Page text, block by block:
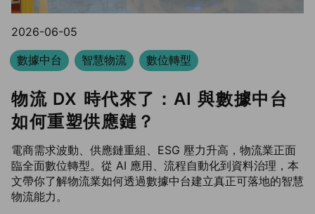
2026-06-05
數據中台
智慧物流 數位轉型
物流 DX 時代來了：AI 與數據中台
如何重塑供應鏈？
電商需求波動、供應鏈重組、ESG 壓力升高，物流業正面
臨全面數位轉型。從 AI 應用、流程自動化到資料治理，本
文帶你了解物流業如何透過數據中台建立真正可落地的智慧
物流能力。